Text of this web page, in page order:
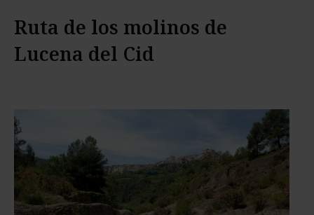
Ruta de los molinos de
Lucena del Cid